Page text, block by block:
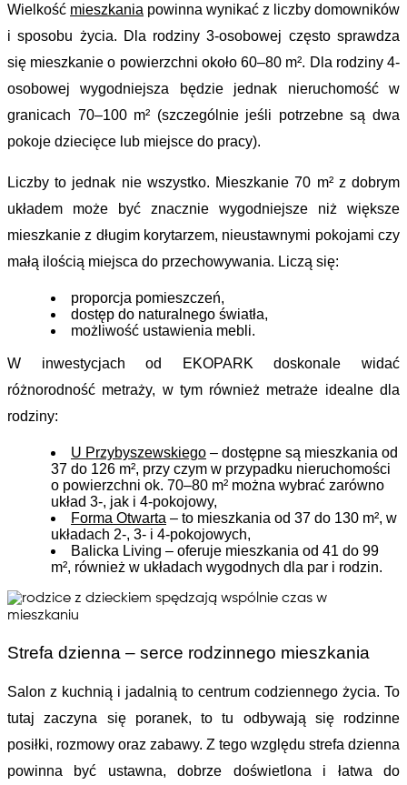
Wielkość mieszkania powinna wynikać z liczby domowników
i sposobu życia. Dla rodziny 3-osobowej często sprawdza
się mieszkanie o powierzchni około 60–80 m². Dla rodziny 4-
osobowej wygodniejsza będzie jednak nieruchomość w
granicach 70–100 m² (szczególnie jeśli potrzebne są dwa
pokoje dziecięce lub miejsce do pracy).
Liczby to jednak nie wszystko. Mieszkanie 70 m² z dobrym
układem może być znacznie wygodniejsze niż większe
mieszkanie z długim korytarzem, nieustawnymi pokojami czy
małą ilością miejsca do przechowywania. Liczą się:
proporcja pomieszczeń,
dostęp do naturalnego światła,
możliwość ustawienia mebli.
W inwestycjach od EKOPARK doskonale widać
różnorodność metraży, w tym również metraże idealne dla
rodziny:
U Przybyszewskiego – dostępne są mieszkania od
37 do 126 m², przy czym w przypadku nieruchomości
o powierzchni ok. 70–80 m² można wybrać zarówno
układ 3-, jak i 4-pokojowy,
Forma Otwarta – to mieszkania od 37 do 130 m², w
układach 2-, 3- i 4-pokojowych,
Balicka Living – oferuje mieszkania od 41 do 99
m², również w układach wygodnych dla par i rodzin.
Strefa dzienna – serce rodzinnego mieszkania
Salon z kuchnią i jadalnią to centrum codziennego życia. To
tutaj zaczyna się poranek, to tu odbywają się rodzinne
posiłki, rozmowy oraz zabawy. Z tego względu strefa dzienna
powinna być ustawna, dobrze doświetlona i łatwa do